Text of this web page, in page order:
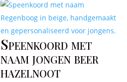
Speenkoord met
naam jongen beer
hazelnoot